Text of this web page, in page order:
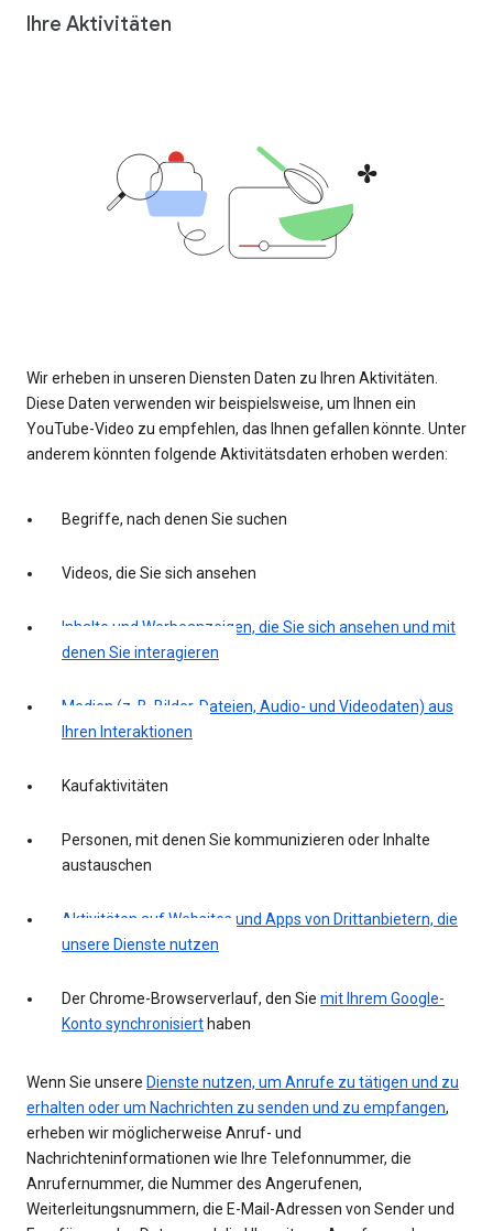
Ihre Aktivitäten
Wir erheben in unseren Diensten Daten zu Ihren Aktivitäten.
Diese Daten verwenden wir beispielsweise, um Ihnen ein
YouTube-Video zu empfehlen, das Ihnen gefallen könnte. Unter
anderem könnten folgende Aktivitätsdaten erhoben werden:
Begriffe, nach denen Sie suchen
Videos, die Sie sich ansehen
Inhalte und Werbeanzeigen, die Sie sich ansehen und mit
denen Sie interagieren
Medien (z. B. Bilder, Dateien, Audio- und Videodaten) aus
Ihren Interaktionen
Kaufaktivitäten
Personen, mit denen Sie kommunizieren oder Inhalte
austauschen
Aktivitäten auf Websites und Apps von Drittanbietern, die
unsere Dienste nutzen
Der Chrome-Browserverlauf, den Sie mit Ihrem Google-
Konto synchronisiert haben
Wenn Sie unsere Dienste nutzen, um Anrufe zu tätigen und zu
erhalten oder um Nachrichten zu senden und zu empfangen,
erheben wir möglicherweise Anruf- und
Nachrichteninformationen wie Ihre Telefonnummer, die
Anrufernummer, die Nummer des Angerufenen,
Weiterleitungsnummern, die E-Mail-Adressen von Sender und